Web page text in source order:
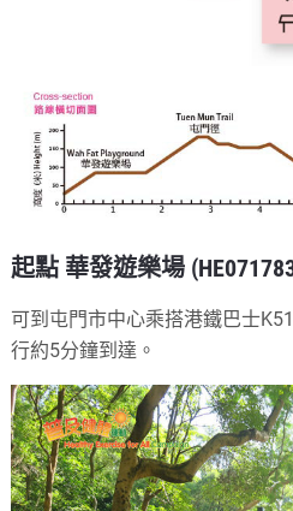
起點 華發遊樂場
可到屯門市中心乘搭港鐵巴士
行約5分鐘到達。